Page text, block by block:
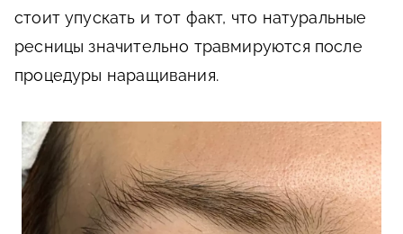
стоит упускать и тот факт, что натуральные
ресницы значительно травмируются после
процедуры наращивания.